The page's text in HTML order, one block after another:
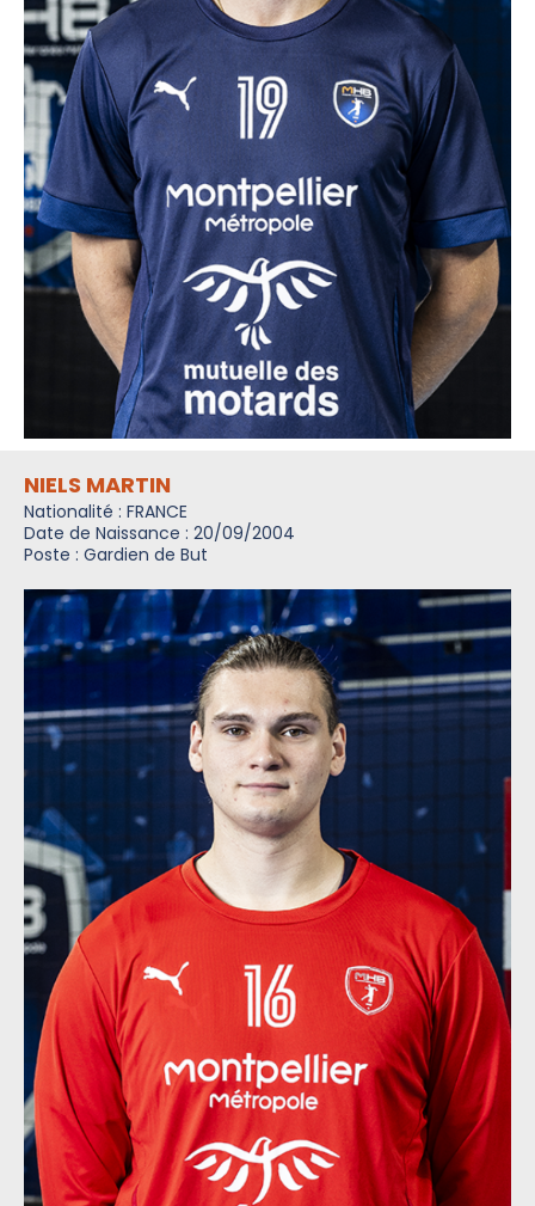
NIELS MARTIN
Nationalité : FRANCE
Date de Naissance : 20/09/2004
Poste : Gardien de But